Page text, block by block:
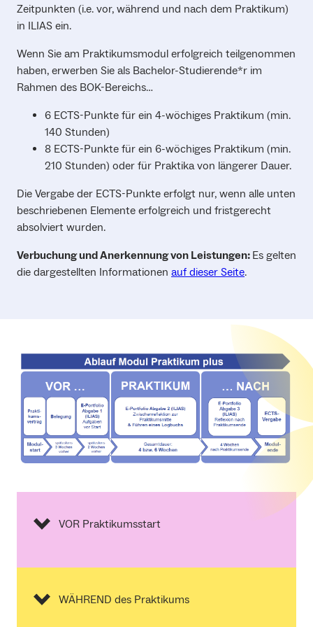
Zeitpunkten (i.e. vor, während und nach dem Praktikum)
in ILIAS ein.
Wenn Sie am Praktikumsmodul erfolgreich teilgenommen
haben, erwerben Sie als Bachelor-Studierende*r im
Rahmen des BOK-Bereichs…
6 ECTS-Punkte für ein 4-wöchiges Praktikum (min.
140 Stunden)
8 ECTS-Punkte für ein 6-wöchiges Praktikum (min.
210 Stunden) oder für Praktika von längerer Dauer.
Die Vergabe der ECTS-Punkte erfolgt nur, wenn alle unten
beschriebenen Elemente erfolgreich und fristgerecht
absolviert wurden.
Verbuchung und Anerkennung von Leistungen: Es gelten
die dargestellten Informationen auf dieser Seite.
VOR Praktikumsstart
WÄHREND des Praktikums